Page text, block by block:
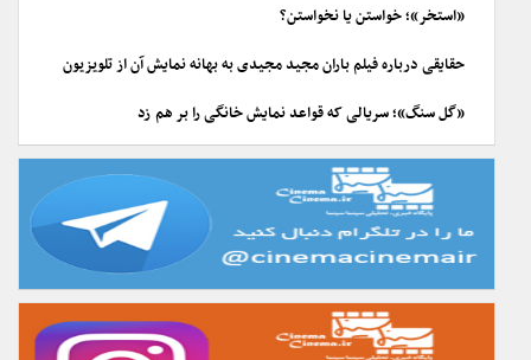
«استخر»؛ خواستن یا نخواستن؟
حقایقی درباره فیلم باران مجید مجیدی به بهانه نمایش آن از تلویزیون
«گل سنگ»؛ سریالی که قواعد نمایش خانگی را بر هم زد